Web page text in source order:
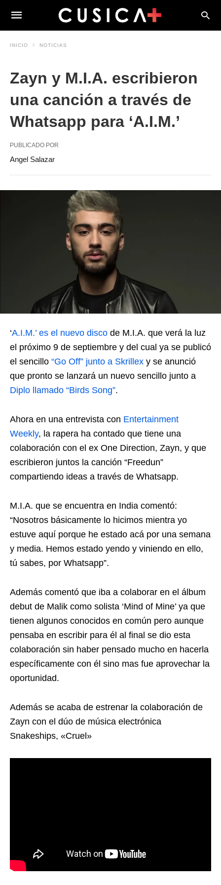
INICIO NOTICIAS
Zayn y M.I.A. escribieron
una canción a través de
Whatsapp para ‘A.I.M.’
PUBLICADO POR
Angel Salazar
‘A.I.M.’ es el nuevo disco de M.I.A. que verá la luz
el próximo 9 de septiembre y del cual ya se publicó
el sencillo “Go Off” junto a Skrillex y se anunció
que pronto se lanzará un nuevo sencillo junto a
Diplo llamado “Birds Song”.
Ahora en una entrevista con Entertainment
Weekly, la rapera ha contado que tiene una
colaboración con el ex One Direction, Zayn, y que
escribieron juntos la canción “Freedun”
compartiendo ideas a través de Whatsapp.
M.I.A. que se encuentra en India comentó:
“Nosotros básicamente lo hicimos mientra yo
estuve aquí porque he estado acá por una semana
y media. Hemos estado yendo y viniendo en ello,
tú sabes, por Whatsapp”.
Además comentó que iba a colaborar en el álbum
debut de Malik como solista ‘Mind of Mine’ ya que
tienen algunos conocidos en común pero aunque
pensaba en escribir para él al final se dio esta
colaboración sin haber pensado mucho en hacerla
específicamente con él sino mas fue aprovechar la
oportunidad.
Además se acaba de estrenar la colaboración de
Zayn con el dúo de música electrónica
Snakeships, «Cruel»